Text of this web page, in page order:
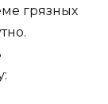
грязных